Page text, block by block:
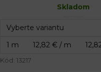
Skladom
Kód: 13217